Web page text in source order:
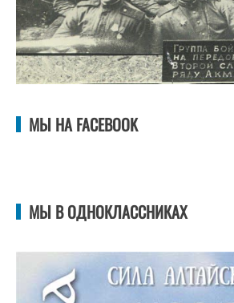
МЫ НА FACEBOOK
МЫ В ОДНОКЛАССНИКАХ